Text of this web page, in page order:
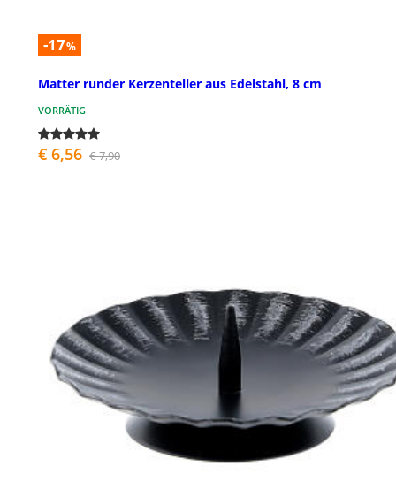
-17%
Matter runder Kerzenteller aus Edelstahl, 8 cm
VORRÄTIG
€ 6,56 € 7,90